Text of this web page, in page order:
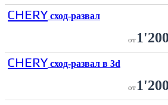
CHERY сход-развал
от 1'200
CHERY сход-развал в 3d
от 1'200